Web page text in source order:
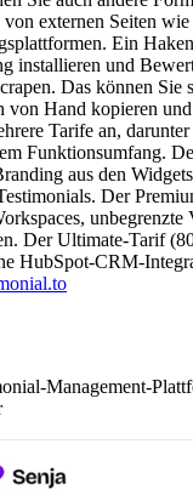
externen Seiten
Ein
installieren und
Das können Sie
von Hand kopieren
Tarife an,
Funktionsumfang.
aus den
Der
unbegrenzte
Der Ultimate-Tarif
HubSpot-CRM-
Management-